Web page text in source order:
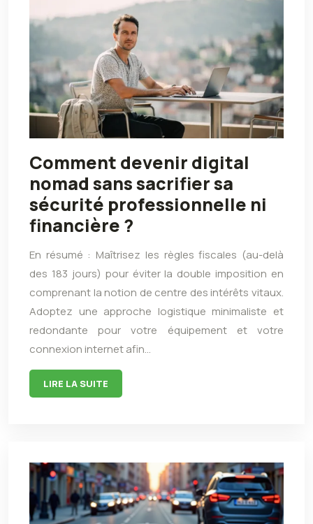
Comment devenir digital
nomad sans sacrifier sa
sécurité professionnelle ni
financière ?
En résumé : Maîtrisez les règles fiscales (au-delà
des 183 jours) pour éviter la double imposition en
comprenant la notion de centre des intérêts vitaux.
Adoptez une approche logistique minimaliste et
redondante pour votre équipement et votre
connexion internet afin…
LIRE LA SUITE